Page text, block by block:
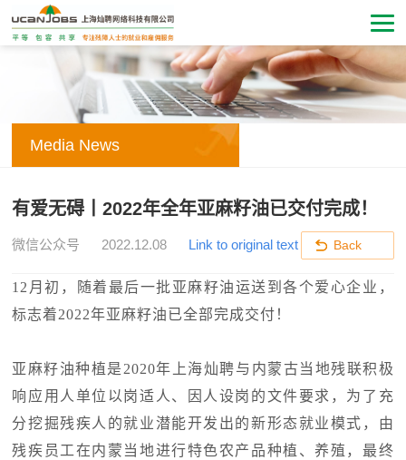
Media News
有爱无碍丨2022年全年亚麻籽油已交付完成！
Back
微信公众号 2022.12.08 Link to original text
12月初，随着最后一批亚麻籽油运送到各个爱心企业，
标志着2022年亚麻籽油已全部完成交付！
亚麻籽油种植是2020年上海灿聘与内蒙古当地残联积极
响应用人单位以岗适人、因人设岗的文件要求，为了充
分挖掘残疾人的就业潜能开发出的新形态就业模式，由
残疾员工在内蒙当地进行特色农产品种植、养殖，最终